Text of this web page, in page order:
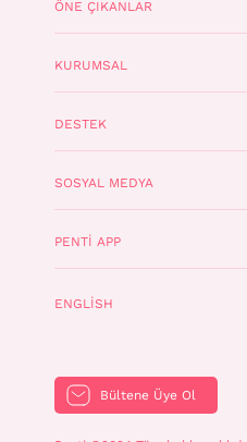
ÖNE ÇIKANLAR
KURUMSAL
DESTEK
SOSYAL MEDYA
PENTI APP
ENGLISH
Bültene Üye Ol